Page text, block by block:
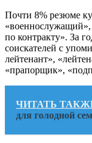
Почти 8% резюме
по контракту». За
соискателей с
лейтенант»,
«прапорщик»,
ЧИТАТЬ
для голодной